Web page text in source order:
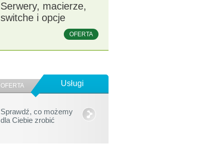
Serwery, macierze,
switche i opcje
OFERTA
OFERTA Usługi
Sprawdź, co możemy
dla Ciebie zrobić